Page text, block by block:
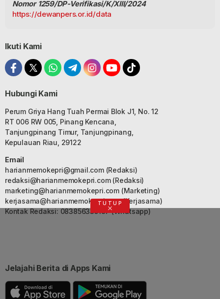
Nomor 1259/DP-Verifikasi/K/XIII/2024
https://dewanpers.or.id/data
Ikuti Kami
Hubungi Kami
Perum Griya Hang Tuah Permai Blok J1, No. 12
RT 006 RW 005, Pinang Kencana,
Tanjungpinang Timur, Tanjungpinang,
Kepulauan Riau, 29122
Email
harianmemokepri@gmail.com(Redaksi)
redaksi@harianmemokepri.com(Redaksi)
marketing@harianmemokepri.com(Marketing)
kerjasama@harianmemokepri.com(Kerjasama)
Kontak Redaksi: 083856335187 (Whatsapp)
Jelajahi Berita di Apps Kami
TUTUP